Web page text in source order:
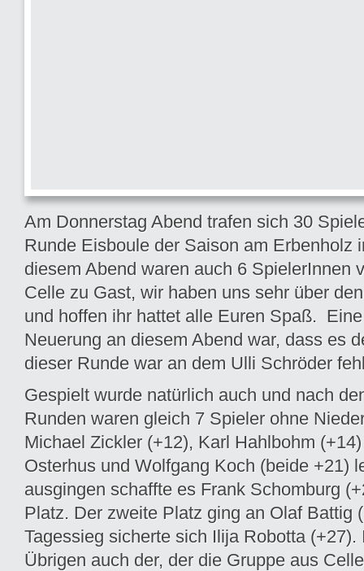
Am Donnerstag Abend trafen sich 30
Runde Eisboule der Saison am Erbenholz
diesem Abend waren auch 6 SpielerInnen
Celle zu Gast, wir haben uns sehr über
und hoffen ihr hattet alle Euren Spaß.
Neuerung an diesem Abend war, dass es
dieser Runde war an dem Ulli Schröder
Gespielt wurde natürlich auch und nach
Runden waren gleich 7 Spieler ohne
Michael Zickler (+12), Karl Hahlbohm
Osterhus und Wolfgang Koch (beide +21)
ausgingen schaffte es Frank Schomburg
Platz. Der zweite Platz ging an Olaf Battig
Tagessieg sicherte sich Ilija Robotta (+27).
Übrigen auch der, der die Gruppe aus